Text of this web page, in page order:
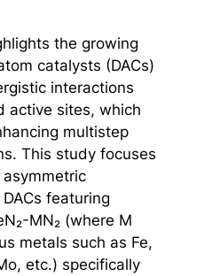
the growing
catalysts (DACs)
interactions
active sites, which
multistep
This study focuses
featuring
MN₂ (where M
metals such as Fe,
etc.) specifically